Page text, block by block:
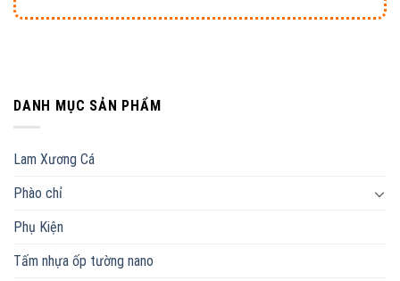
DANH MỤC SẢN PHẨM
Lam Xương Cá
Phào chỉ
Phụ Kiện
Tấm nhựa ốp tường nano